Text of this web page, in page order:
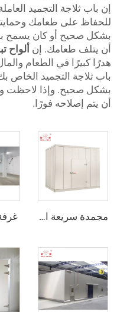
طعامك وحمايته من التلف.
أو كان يسمح بدخول
إنألواح تبريد الغرف
في الطعام والمال. ولذلك
الخاص بك بانتظام،
وإذا لاحظت وجود مشكلة
فورًا.
مجمدة سريعة الانفجار غرفة تبريد